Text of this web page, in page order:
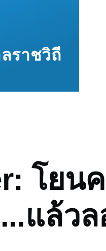
ราชวิถี
โยน
แล้ว